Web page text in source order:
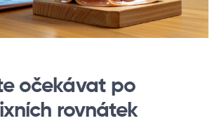
očekávat po
rovnátek